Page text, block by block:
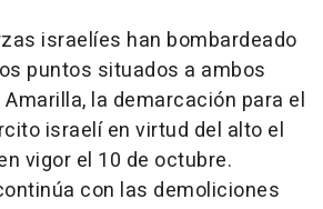
israelíes han bombardeado
puntos situados a ambos
la demarcación para el
israelí en virtud del alto el
vigor el 10 de octubre.
con las demoliciones